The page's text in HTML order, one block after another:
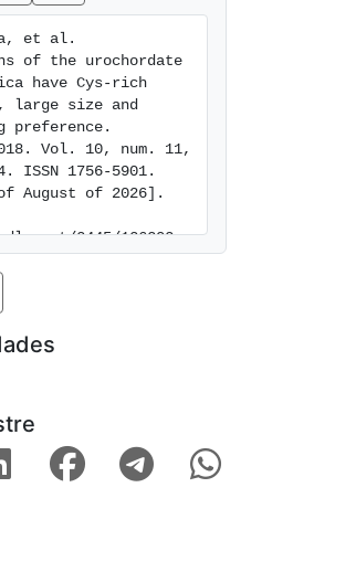
et al.
of the urochordate
have Cys-rich
large size and
Vol. 10, num. 11,
ISSN 1756-5901.
August of 2026].
2445/126202